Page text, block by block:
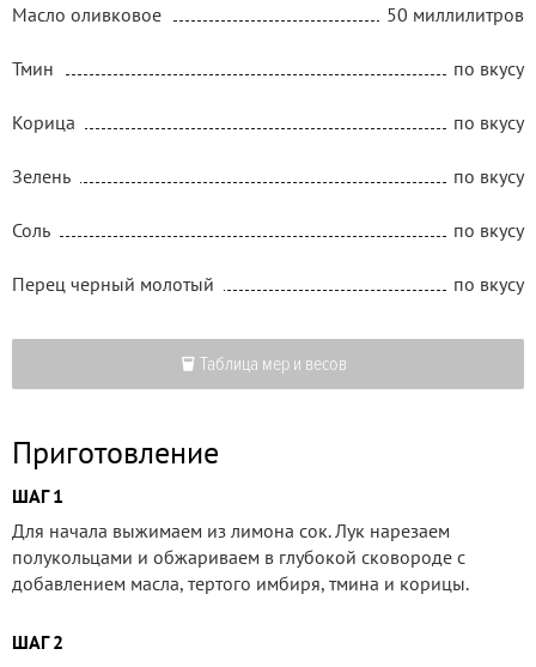
Масло оливковое 50 миллилитров
Тмин по вкусу
Корица по вкусу
Зелень по вкусу
Соль по вкусу
Перец черный молотый по вкусу
Таблица мер и весов
Приготовление
ШАГ 1
Для начала выжимаем из лимона сок. Лук нарезаем
полукольцами и обжариваем в глубокой сковороде с
добавлением масла, тертого имбиря, тмина и корицы.
ШАГ 2